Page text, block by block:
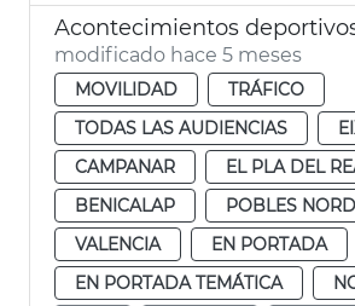
modificado hace 5 meses
MOVILIDAD
TRÁFICO
TODAS LAS AUDIENCIAS
CAMPANAR
EL PLA DEL
BENICALAP
POBLES NORD
VALENCIA
EN PORTADA
EN PORTADA TEMÁTICA